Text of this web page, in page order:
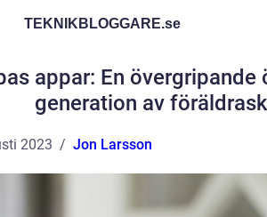
TEKNIKBLOGGARE.se
appar: En övergripande
generation av
2023 Jon Larsson